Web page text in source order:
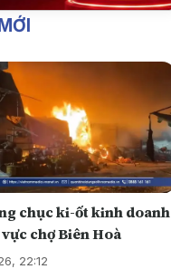
chục ki-ốt kinh doanh
chợ Biên Hoà
22:12